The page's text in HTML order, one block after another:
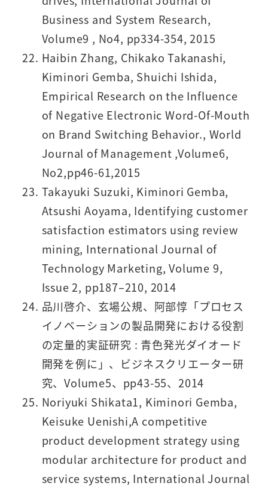
Business and System Research,
Volume9 , No4, pp334-354, 2015
Haibin Zhang, Chikako Takanashi,
Kiminori Gemba, Shuichi Ishida,
Empirical Research on the Influence
of Negative Electronic Word-Of-Mouth
on Brand Switching Behavior., World
Journal of Management ,Volume6,
No2,pp46-61,2015
Takayuki Suzuki, Kiminori Gemba,
Atsushi Aoyama, Identifying customer
satisfaction estimators using review
mining, International Journal of
Technology Marketing, Volume 9,
Issue 2, pp187–210, 2014
品川啓介、玄場公規、阿部惇「プロセス
イノベーションの製品開発における役割
の定量的実証研究 : 青色発光ダイオード
開発を例に」、ビジネスクリエーター研
究、Volume5、pp43-55、2014
Noriyuki Shikata1, Kiminori Gemba,
Keisuke Uenishi,A competitive
product development strategy using
modular architecture for product and
service systems, International Journal